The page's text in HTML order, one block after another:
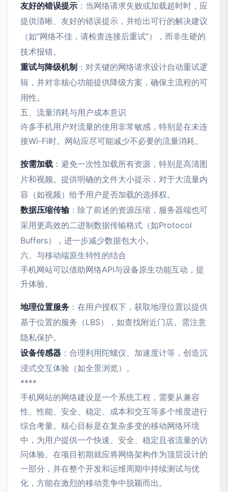
友好的错误提示 ：当网络请求失败或加载超时时，应
提供清晰、友好的错误提示，并给出可行的解决建议
（如“网络不佳，请检查连接后重试”），而非生硬的
技术报错。
重试与降级机制 ：对关键的网络请求设计自动重试逻
辑，并对非核心功能提供降级方案，确保主流程的可
用性。
五、流量消耗与用户成本意识
许多手机用户对流量的使用非常敏感，特别是在未连
接Wi-Fi时。网站应尽可能减少不必要的流量消耗。
按需加载 ：避免一次性加载所有资源，特别是高清图
片和视频。提供明确的文件大小提示，对于大流量内
容（如视频）给予用户是否加载的选择权。
数据压缩传输：除了前述的资源压缩，服务器端也可
采用更高效的二进制数据传输格式（如Protocol
Buffers），进一步减少数据包大小。
六、与移动端原生特性的结合
手机网站可以借助网络API与设备原生功能互动，提
升体验。
地理位置服务 ：在用户授权下，获取地理位置以提供
基于位置的服务（LBS），如查找附近门店。需注意
隐私保护。
设备传感器 ：合理利用陀螺仪、加速度计等，创造沉
浸式交互体验（如全景浏览）。
****
手机网站的网络建设是一个系统工程，需要从兼容
性、性能、安全、稳定、成本和交互等多个维度进行
综合考量。核心目标是在复杂多变的移动网络环境
中，为用户提供一个快速、安全、稳定且省流量的访
问体验。在项目初期就应将网络架构作为顶层设计的
一部分，并在整个开发和运维周期中持续测试与优
化，方能在激烈的移动竞争中脱颖而出。